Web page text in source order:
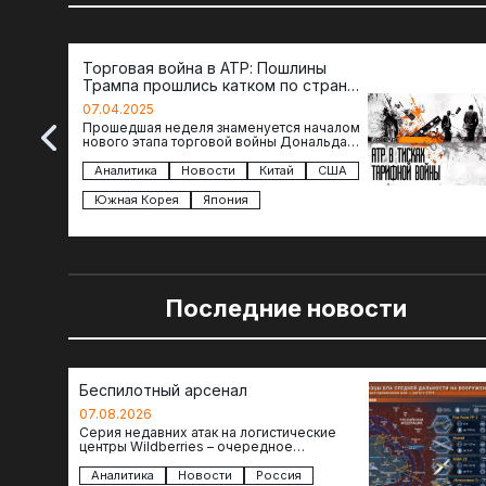
Торговая война в АТР: Пошлины
Трампа прошлись катком по странам
региона
07.04.2025
Прошедшая неделя знаменуется началом
нового этапа торговой войны Дональда
импорта из более 100 стран…
Аналитика Новости Китай
США
Южная Корея
Япония
Последние новости
Беспилотный арсенал
07.08.2026
Серия недавних атак на логистические
центры Wildberries – очередное
российского тыла. И суть здесь даже не…
Аналитика Новости Россия